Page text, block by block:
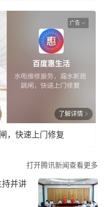
广告
了解详情
，快速上门修复
打开腾讯新闻查看更多